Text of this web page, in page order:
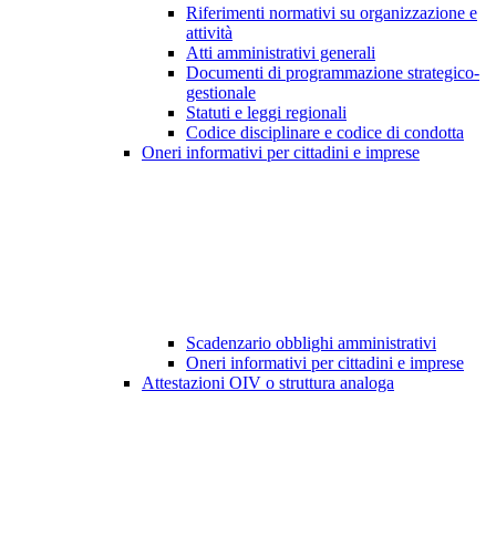
Riferimenti normativi su organizzazione e
attività
Atti amministrativi generali
Documenti di programmazione strategico-
gestionale
Statuti e leggi regionali
Codice disciplinare e codice di condotta
Oneri informativi per cittadini e imprese
Scadenzario obblighi amministrativi
Oneri informativi per cittadini e imprese
Attestazioni OIV o struttura analoga